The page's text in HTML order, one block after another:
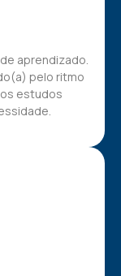
aprendizado.
pelo ritmo
estudos